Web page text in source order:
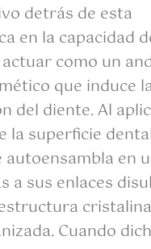
detrás de esta
en la capacidad
como un
que induce
del diente. Al
la superficie
autoensambla en
a sus enlaces
cristalina
Cuando